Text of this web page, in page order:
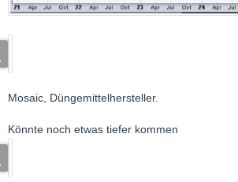
Mosaic, Düngemittelhersteller.
Könnte noch etwas tiefer kommen